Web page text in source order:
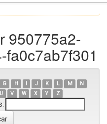
950775a2-
G H I J K L M
N
U V W X Y Z